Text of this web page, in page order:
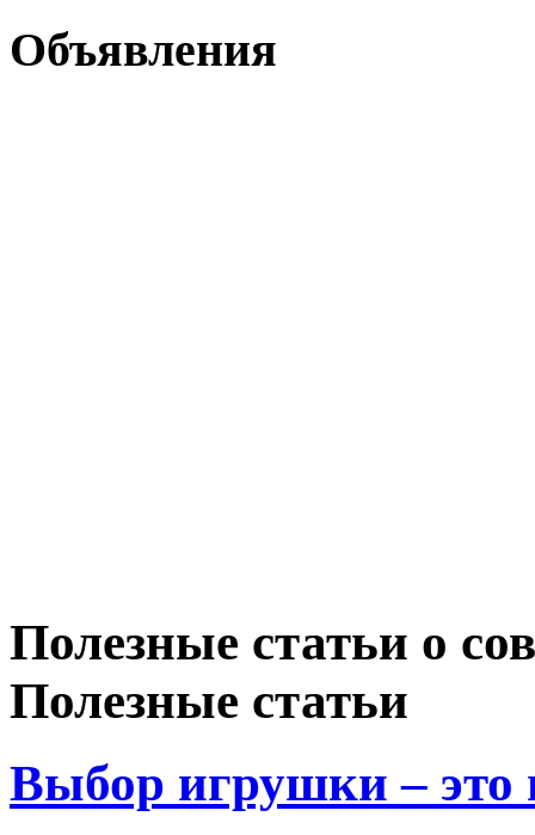
Объявления
Полезные статьи о
Полезные статьи
Выбор игрушки – это